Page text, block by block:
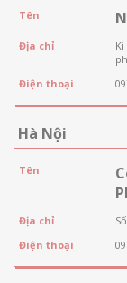
Tên
Địa chỉ
Điện thoại
Hà Nội
Tên
Địa chỉ
Điện thoại